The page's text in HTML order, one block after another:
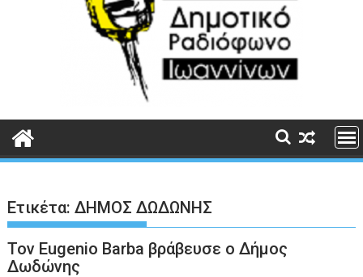
Ετικέτα:ΔΗΜΟΣ ΔΩΔΩΝΗΣ
Τον Eugenio Barba βράβευσε ο Δήμος
Δωδώνης